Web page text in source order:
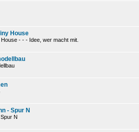
House
- - - Idee, wer macht mit.
- Spur N
N